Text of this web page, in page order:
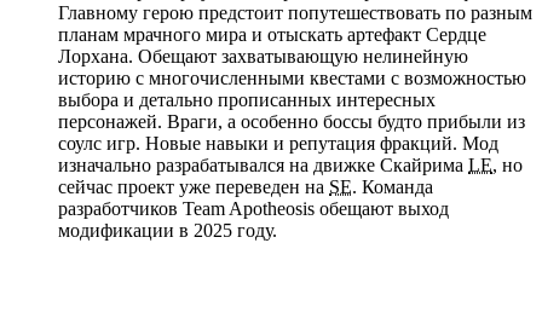
Главному герою предстоит попутешествовать по разным
планам мрачного мира и отыскать артефакт Сердце
Лорхана. Обещают захватывающую нелинейную
историю с многочисленными квестами с возможностью
выбора и детально прописанных интересных
персонажей. Враги, а особенно боссы будто прибыли из
соулс игр. Новые навыки и репутация фракций. Мод
изначально разрабатывался на движке Скайрима LE, но
сейчас проект уже переведен на SE. Команда
разработчиков Team Apotheosis обещают выход
модификации в 2025 году.